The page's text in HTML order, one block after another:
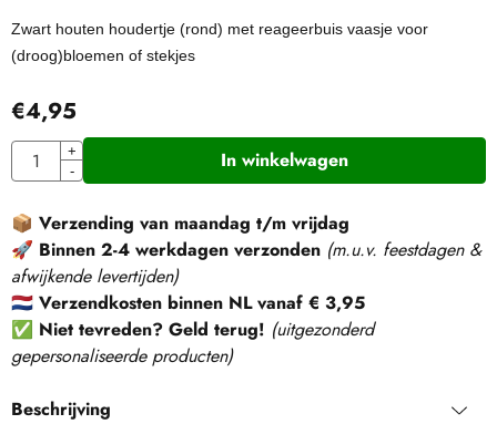
Zwart houten houdertje (rond) met reageerbuis vaasje voor
(droog)bloemen of stekjes
€4,95
Aantal
+
-
In winkelwagen
📦 Verzending van maandag t/m vrijdag
🚀 Binnen 2-4 werkdagen verzonden (m.u.v. feestdagen &
afwijkende levertijden)
🇳🇱 Verzendkosten binnen NL vanaf € 3,95
✅ Niet tevreden? Geld terug! (uitgezonderd
gepersonaliseerde producten)
Beschrijving